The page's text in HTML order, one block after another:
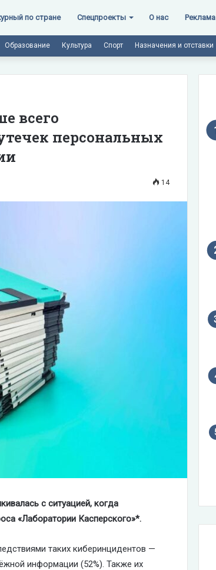
по стране Спецпроекты О нас Реклама
Образование Культура Спорт Назначения и отставки
всего
персональных
14
с ситуацией, когда
«Лаборатории Касперского»*.
таких киберинцидентов —
информации (52%). Также их